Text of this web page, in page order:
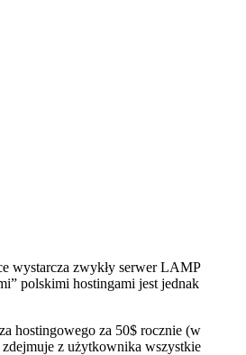
wystarcza zwykły serwer LAMP
polskimi hostingami jest jednak
hostingowego za 50$ rocznie (w
z użytkownika wszystkie